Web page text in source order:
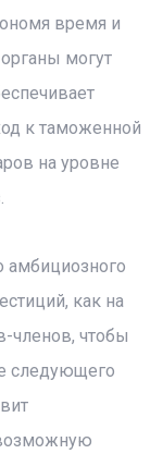
время и
могут
к таможенной
на уровне
амбициозного
как на
членов, чтобы
следующего